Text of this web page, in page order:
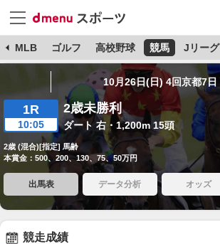
MLB ゴルフ 高校野球 競馬 Jリーグ
10月26日(日) 4回京都7日
1R
10:05
2歳未勝利
ダート 右・1,200m 15頭
2歳 (混合)[指定] 馬齢
本賞金：500、200、130、75、50万円
出馬表 データ分析 オッズ
競走成績